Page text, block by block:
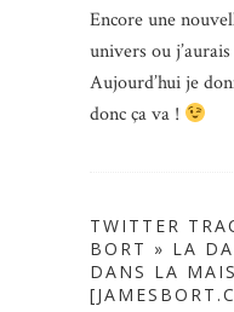
Encore une
univers ou
Aujourd’hui je
donc ça va !
TWITTER
BORT » LA
DANS LA